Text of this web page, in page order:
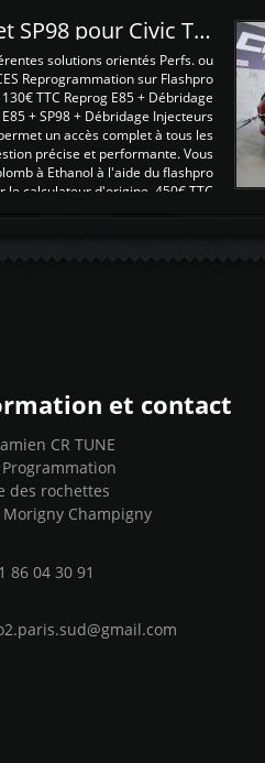
Reprogrammations E85 et SP98 pour Civic Type R FN2
solutions orientés Perfs. ou
Reprogrammation sur Flashpro
TTC Reprog E85 + Débridage
+ SP98 + Débridage Injecteurs
un accès complet à tous les
précise et performante. Vous
à Ethanol à l'aide du flashpro
le calculateur d'origine 450€ TTC
et contact
CR TUNE
Programmation
des rochettes
Morigny Champigny
86 04 30 91